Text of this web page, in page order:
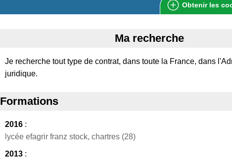
Obtenir les
Ma recherche
Je recherche tout type de contrat, dans toute la France, dans
juridique.
Formations
2016 :
lycée efagrir franz stock, chartres (28)
2013 :